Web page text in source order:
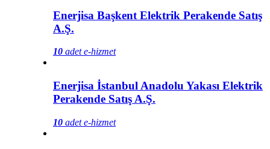
Enerjisa Başkent Elektrik Perakende Satış
A.Ş.
10 adet e-hizmet
Enerjisa İstanbul Anadolu Yakası Elektrik
Perakende Satış A.Ş.
10 adet e-hizmet